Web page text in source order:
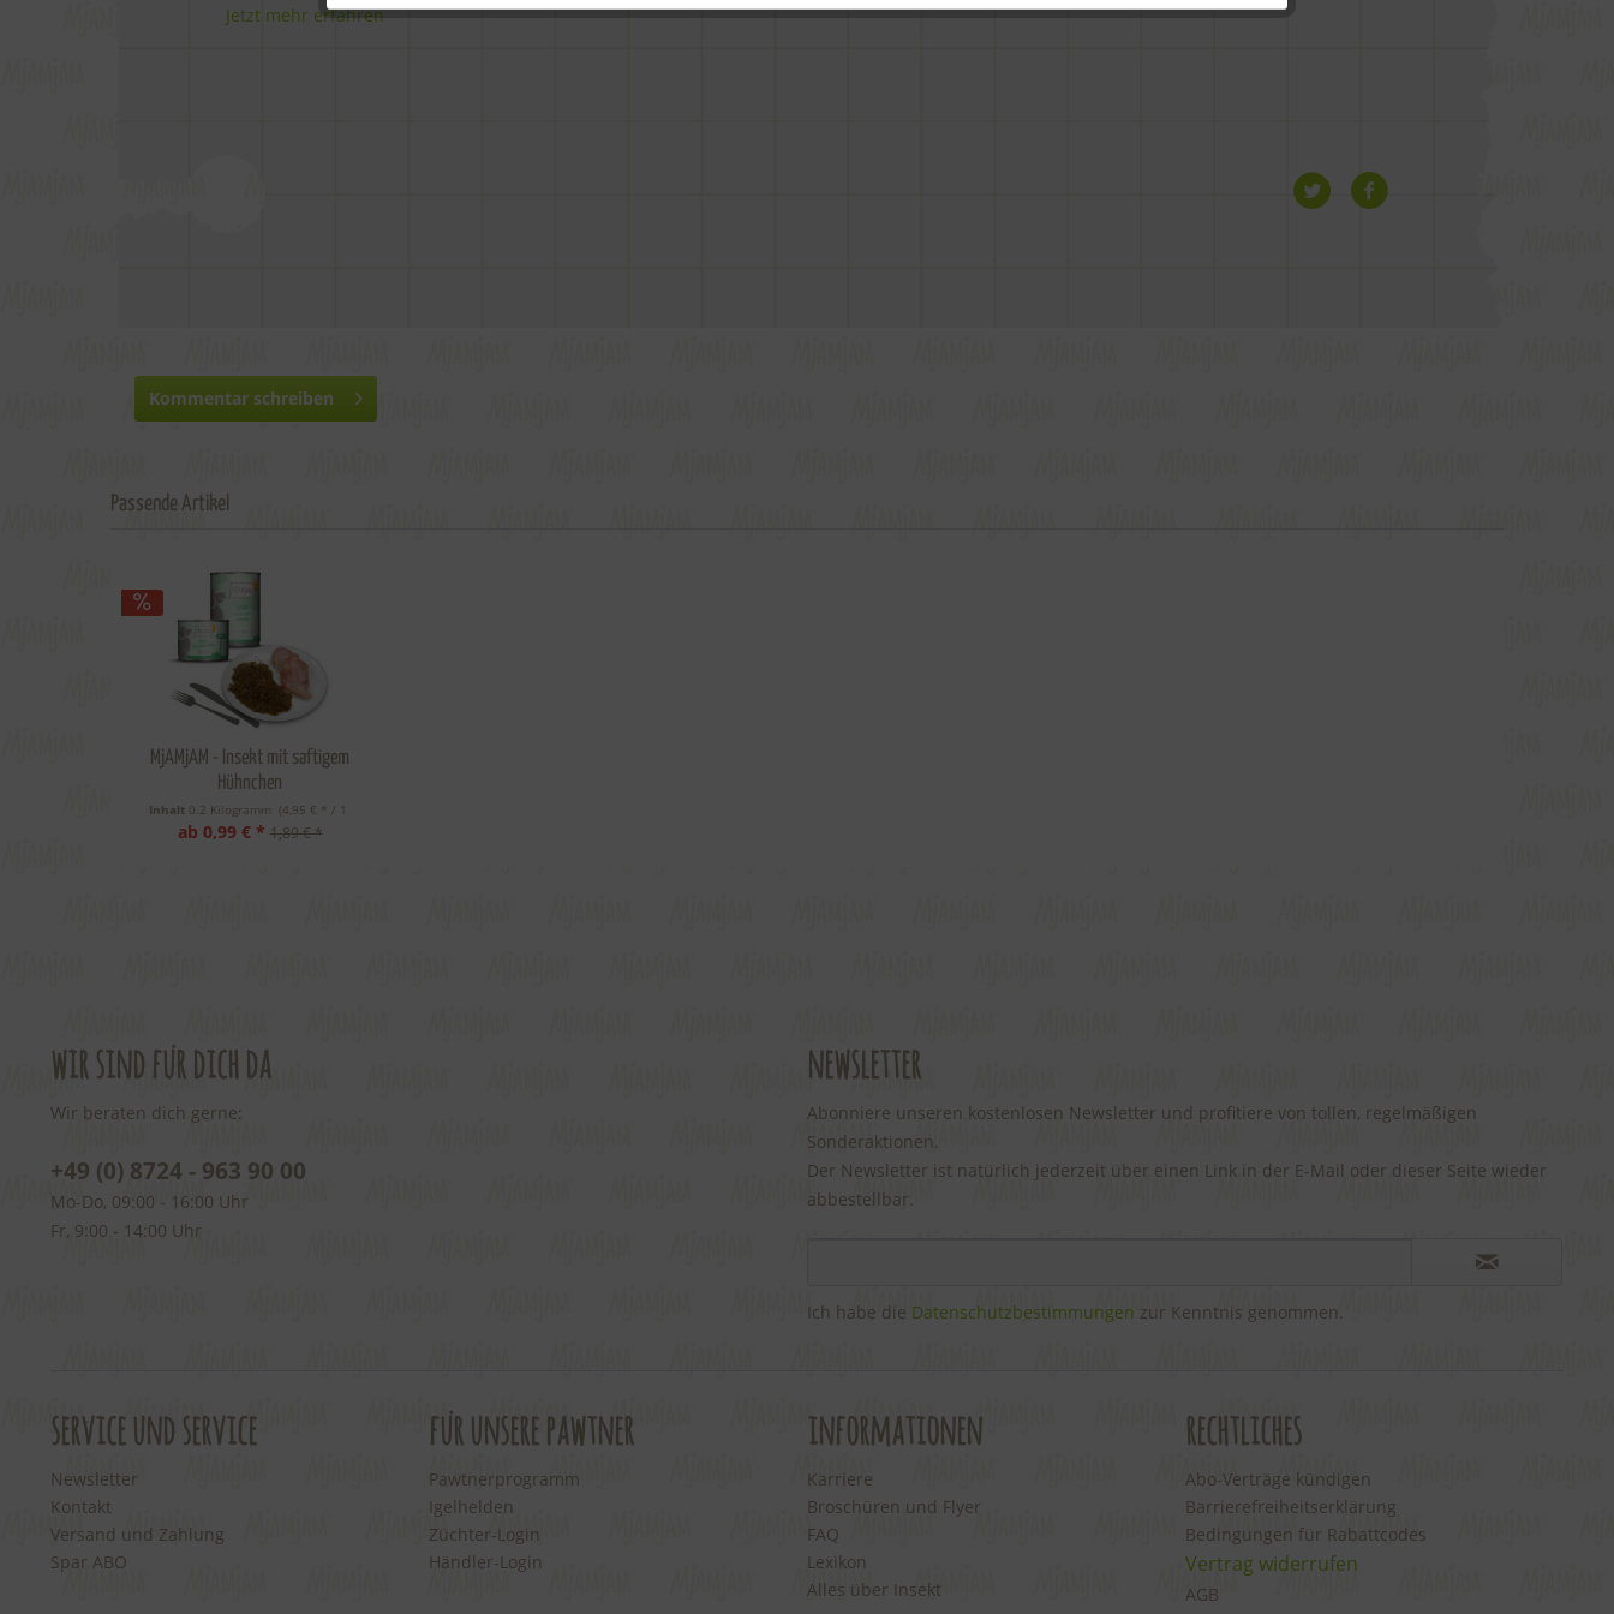
Jetzt mehr erfahren
Kommentar schreiben
Passende Artikel
MjAMjAM - Insekt mit saftigem
Hühnchen
Inhalt 0.2 Kilogramm (4,95 € * / 1
Kilogramm)
ab 0,99 € * 1,89 € *
wir sind für dich da
Wir beraten dich gerne:
+49 (0) 8724 - 963 90 00
Mo-Do, 09:00 - 16:00 Uhr
Fr, 9:00 - 14:00 Uhr
newsletter
Abonniere unseren kostenlosen Newsletter und profitiere von tollen, regelmäßigen
Sonderaktionen.
Der Newsletter ist natürlich jederzeit über einen Link in der E-Mail oder dieser Seite wieder
abbestellbar.
Ich habe die Datenschutzbestimmungen zur Kenntnis genommen.
service und service
Newsletter
Kontakt
Versand und Zahlung
Spar ABO
für unsere pawtner
Pawtnerprogramm
Igelhelden
Züchter-Login
Händler-Login
informationen
Karriere
Broschüren und Flyer
FAQ
Lexikon
Alles über Insekt
rechtliches
Abo-Verträge kündigen
Barrierefreiheitserklärung
Bedingungen für Rabattcodes
Vertrag widerrufen
AGB